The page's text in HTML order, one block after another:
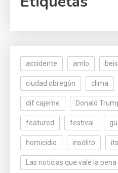
accidente amlo
ciudad obregón clima
dif cajeme Donald
featured festival
homicidio insólito
Las noticias que vale la